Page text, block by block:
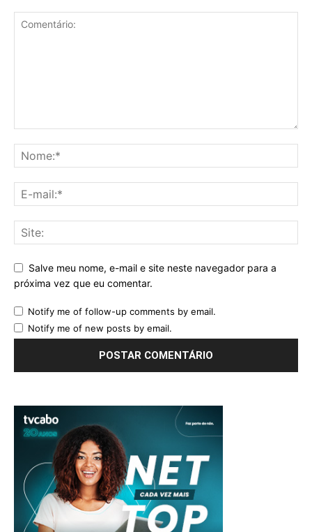
Salve meu nome, e-mail e site neste navegador para a
próxima vez que eu comentar.
Notify me of follow-up comments by email.
Notify me of new posts by email.